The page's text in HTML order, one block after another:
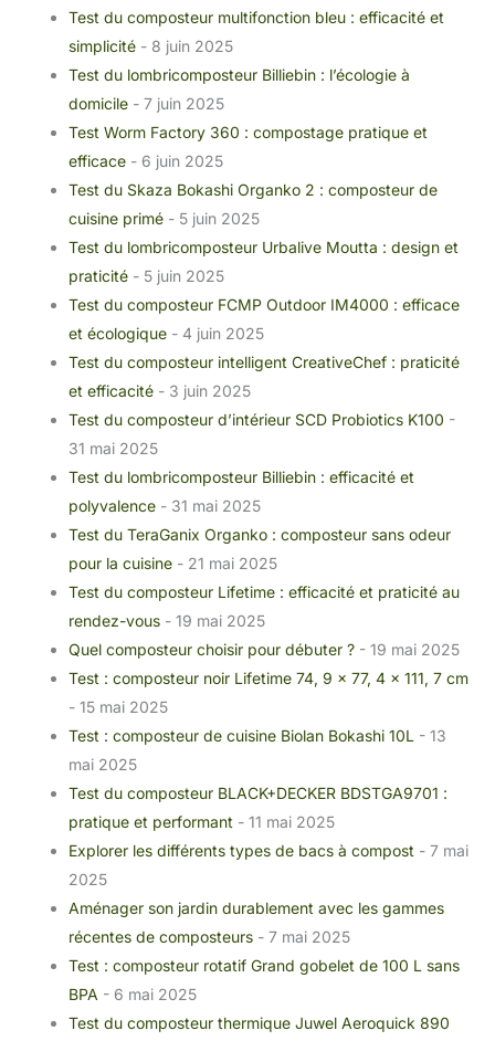
Test du composteur multifonction bleu : efficacité et
simplicité - 8 juin 2025
Test du lombricomposteur Billiebin : l’écologie à
domicile - 7 juin 2025
Test Worm Factory 360 : compostage pratique et
efficace - 6 juin 2025
Test du Skaza Bokashi Organko 2 : composteur de
cuisine primé - 5 juin 2025
Test du lombricomposteur Urbalive Moutta : design et
praticité - 5 juin 2025
Test du composteur FCMP Outdoor IM4000 : efficace
et écologique - 4 juin 2025
Test du composteur intelligent CreativeChef : praticité
et efficacité - 3 juin 2025
Test du composteur d’intérieur SCD Probiotics K100 -
31 mai 2025
Test du lombricomposteur Billiebin : efficacité et
polyvalence - 31 mai 2025
Test du TeraGanix Organko : composteur sans odeur
pour la cuisine - 21 mai 2025
Test du composteur Lifetime : efficacité et praticité au
rendez-vous - 19 mai 2025
Quel composteur choisir pour débuter ? - 19 mai 2025
Test : composteur noir Lifetime 74, 9 x 77, 4 x 111, 7 cm
- 15 mai 2025
Test : composteur de cuisine Biolan Bokashi 10L - 13
mai 2025
Test du composteur BLACK+DECKER BDSTGA9701 :
pratique et performant - 11 mai 2025
Explorer les différents types de bacs à compost - 7 mai
2025
Aménager son jardin durablement avec les gammes
récentes de composteurs - 7 mai 2025
Test : composteur rotatif Grand gobelet de 100 L sans
BPA - 6 mai 2025
Test du composteur thermique Juwel Aeroquick 890